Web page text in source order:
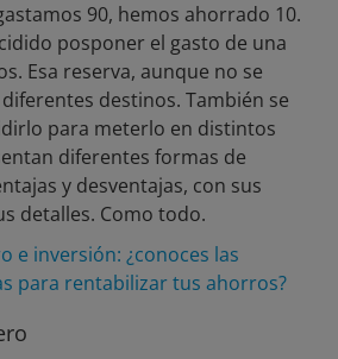
90, hemos ahorrado 10.
posponer el gasto de una
Esa reserva, aunque no se
destinos. También se
para meterlo en distintos
diferentes formas de
y desventajas, con sus
detalles. Como todo.
e inversión: ¿conoces las
para rentabilizar tus ahorros?